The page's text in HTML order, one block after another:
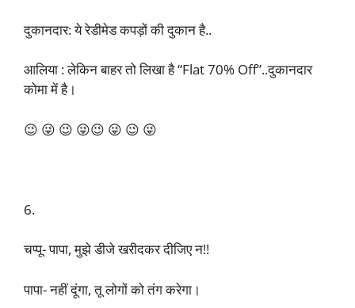
दुकानदार: ये रेडीमेड कपड़ों की दुकान है..
आलिया : लेकिन बाहर तो लिखा है “Flat 70% Off”..दुकानदार
कोमा में है।
😉 😜 😉 😜😉 😜 😉 😜
6.
चप्पू- पापा, मुझे डीजे खरीदकर दीजिए न!!
पापा- नहीं दूंगा, तू लोगों को तंग करेगा।